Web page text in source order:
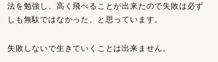
法を勉強し、高く飛べることが出来たので失敗は必ず
しも無駄ではなかった、と思っています。
失敗しないで生きていくことは出来ません。